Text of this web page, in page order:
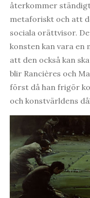
återkommer
metaforiskt och att
sociala orättvisor.
konsten kan vara
att den också kan
blir Rancières och
först då han frigör
och konstvärldens